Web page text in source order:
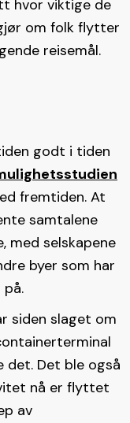
hvor viktige de
om folk flytter
reisemål.
godt i tiden
fremtiden. At
samtalene
med selskapene
byer som har
siden slaget om
det. Det ble også
nå er flyttet
av